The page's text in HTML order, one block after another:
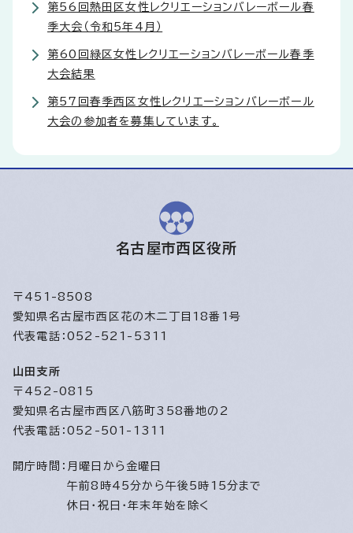
第56回熱田区女性レクリエーションバレーボール春
季大会（令和5年4月）
第60回緑区女性レクリエーションバレーボール春季
大会結果
第57回春季西区女性レクリエーションバレーボール
大会の参加者を募集しています。
名古屋市西区役所
〒451-8508
愛知県名古屋市西区花の木二丁目18番1号
代表電話：052-521-5311
山田支所
〒452-0815
愛知県名古屋市西区八筋町358番地の2
代表電話：052-501-1311
開庁時間： 月曜日から金曜日
午前8時45分から午後5時15分まで
休日・祝日・年末年始を除く